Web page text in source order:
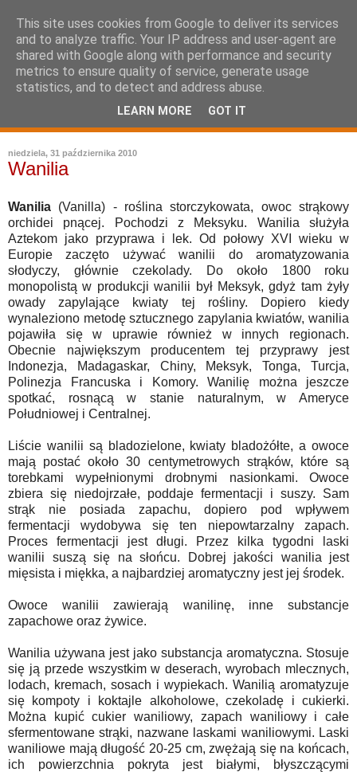
leksykon sztuki kulinarnej
niedziela, 31 października 2010
Wanilia
Wanilia (Vanilla) - roślina storczykowata, owoc strąkowy
orchidei pnącej. Pochodzi z Meksyku. Wanilia służyła
Aztekom jako przyprawa i lek. Od połowy XVI wieku w
Europie zaczęto używać wanilii do aromatyzowania
słodyczy, głównie czekolady. Do około 1800 roku
monopolistą w produkcji wanilii był Meksyk, gdyż tam żyły
owady zapylające kwiaty tej rośliny. Dopiero kiedy
wynaleziono metodę sztucznego zapylania kwiatów, wanilia
pojawiła się w uprawie również w innych regionach.
Obecnie największym producentem tej przyprawy jest
Indonezja, Madagaskar, Chiny, Meksyk, Tonga, Turcja,
Polinezja Francuska i Komory. Wanilię można jeszcze
spotkać, rosnącą w stanie naturalnym, w Ameryce
Południowej i Centralnej.
Liście wanilii są bladozielone, kwiaty bladożółte, a owoce
mają postać około 30 centymetrowych strąków, które są
torebkami wypełnionymi drobnymi nasionkami. Owoce
zbiera się niedojrzałe, poddaje fermentacji i suszy. Sam
strąk nie posiada zapachu, dopiero pod wpływem
fermentacji wydobywa się ten niepowtarzalny zapach.
Proces fermentacji jest długi. Przez kilka tygodni laski
wanilii suszą się na słońcu. Dobrej jakości wanilia jest
mięsista i miękka, a najbardziej aromatyczny jest jej środek.
Owoce wanilii zawierają wanilinę, inne substancje
zapachowe oraz żywice.
Wanilia używana jest jako substancja aromatyczna. Stosuje
się ją przede wszystkim w deserach, wyrobach mlecznych,
lodach, kremach, sosach i wypiekach. Wanilią aromatyzuje
się kompoty i koktajle alkoholowe, czekoladę i cukierki.
Można kupić cukier waniliowy, zapach waniliowy i całe
sfermentowane strąki, nazwane laskami waniliowymi. Laski
waniliowe mają długość 20-25 cm, zwężają się na końcach,
ich powierzchnia pokryta jest białymi, błyszczącymi
This site uses cookies from Google to deliver its services
and to analyze traffic. Your IP address and user-agent are
shared with Google along with performance and security
metrics to ensure quality of service, generate usage
statistics, and to detect and address abuse.
LEARN MORE GOT IT